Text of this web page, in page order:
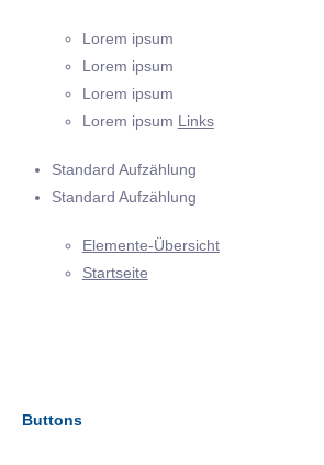
Lorem ipsum
Lorem ipsum
Lorem ipsum
Lorem ipsum Links
Standard Aufzählung
Standard Aufzählung
Elemente-Übersicht
Startseite
Buttons